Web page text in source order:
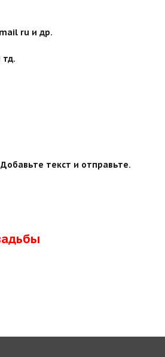
ru и др.
тд.
текст и отправьте.